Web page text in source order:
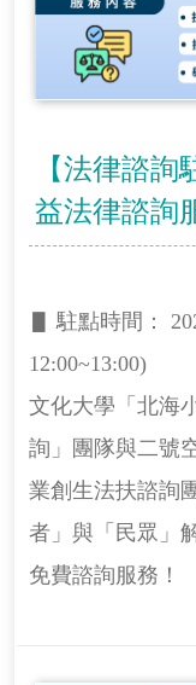
【法律諮詢
益法律諮詢
▋ 駐點時間：
12:00~13:00)
文化大學「北海
詢」團隊與二號
業創生法扶諮詢
者」與「民眾」
免費諮詢服務！